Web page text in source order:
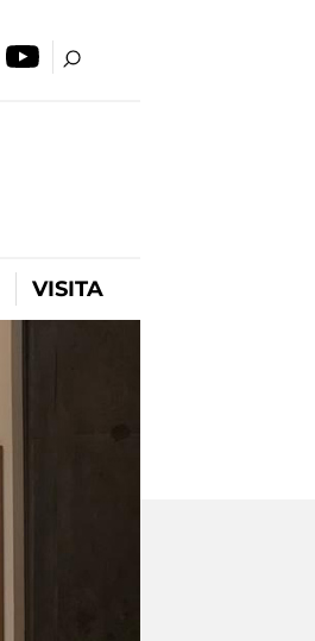
VISITA